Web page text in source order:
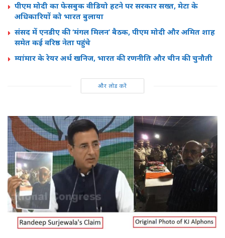
पीएम मोदी का फेसबुक वीडियो हटने पर सरकार सख्त, मेटा के
अधिकारियों को भारत बुलाया
संसद में एनडीए की ‘मंगल मिलन’ बैठक, पीएम मोदी और अमित शाह
समेत कई वरिष्ठ नेता पहुंचे
म्यांमार के रेयर अर्थ खनिज, भारत की रणनीति और चीन की चुनौती
और लोड करें